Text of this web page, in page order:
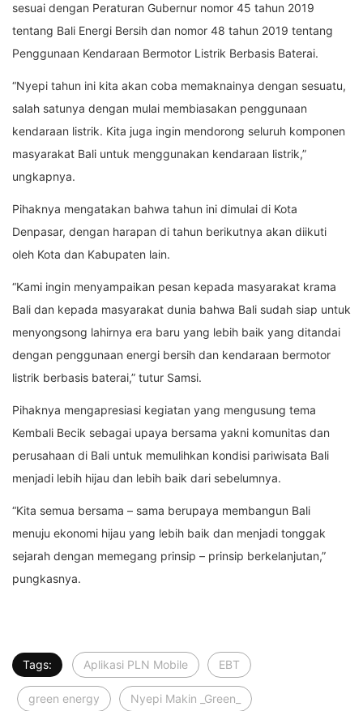
sesuai dengan Peraturan Gubernur nomor 45 tahun 2019
tentang Bali Energi Bersih dan nomor 48 tahun 2019 tentang
Penggunaan Kendaraan Bermotor Listrik Berbasis Baterai.
“Nyepi tahun ini kita akan coba memaknainya dengan sesuatu,
salah satunya dengan mulai membiasakan penggunaan
kendaraan listrik. Kita juga ingin mendorong seluruh komponen
masyarakat Bali untuk menggunakan kendaraan listrik,”
ungkapnya.
Pihaknya mengatakan bahwa tahun ini dimulai di Kota
Denpasar, dengan harapan di tahun berikutnya akan diikuti
oleh Kota dan Kabupaten lain.
“Kami ingin menyampaikan pesan kepada masyarakat krama
Bali dan kepada masyarakat dunia bahwa Bali sudah siap untuk
menyongsong lahirnya era baru yang lebih baik yang ditandai
dengan penggunaan energi bersih dan kendaraan bermotor
listrik berbasis baterai,” tutur Samsi.
Pihaknya mengapresiasi kegiatan yang mengusung tema
Kembali Becik sebagai upaya bersama yakni komunitas dan
perusahaan di Bali untuk memulihkan kondisi pariwisata Bali
menjadi lebih hijau dan lebih baik dari sebelumnya.
“Kita semua bersama – sama berupaya membangun Bali
menuju ekonomi hijau yang lebih baik dan menjadi tonggak
sejarah dengan memegang prinsip – prinsip berkelanjutan,”
pungkasnya.
Tags: Aplikasi PLN Mobile EBT
green energy Nyepi Makin _Green_